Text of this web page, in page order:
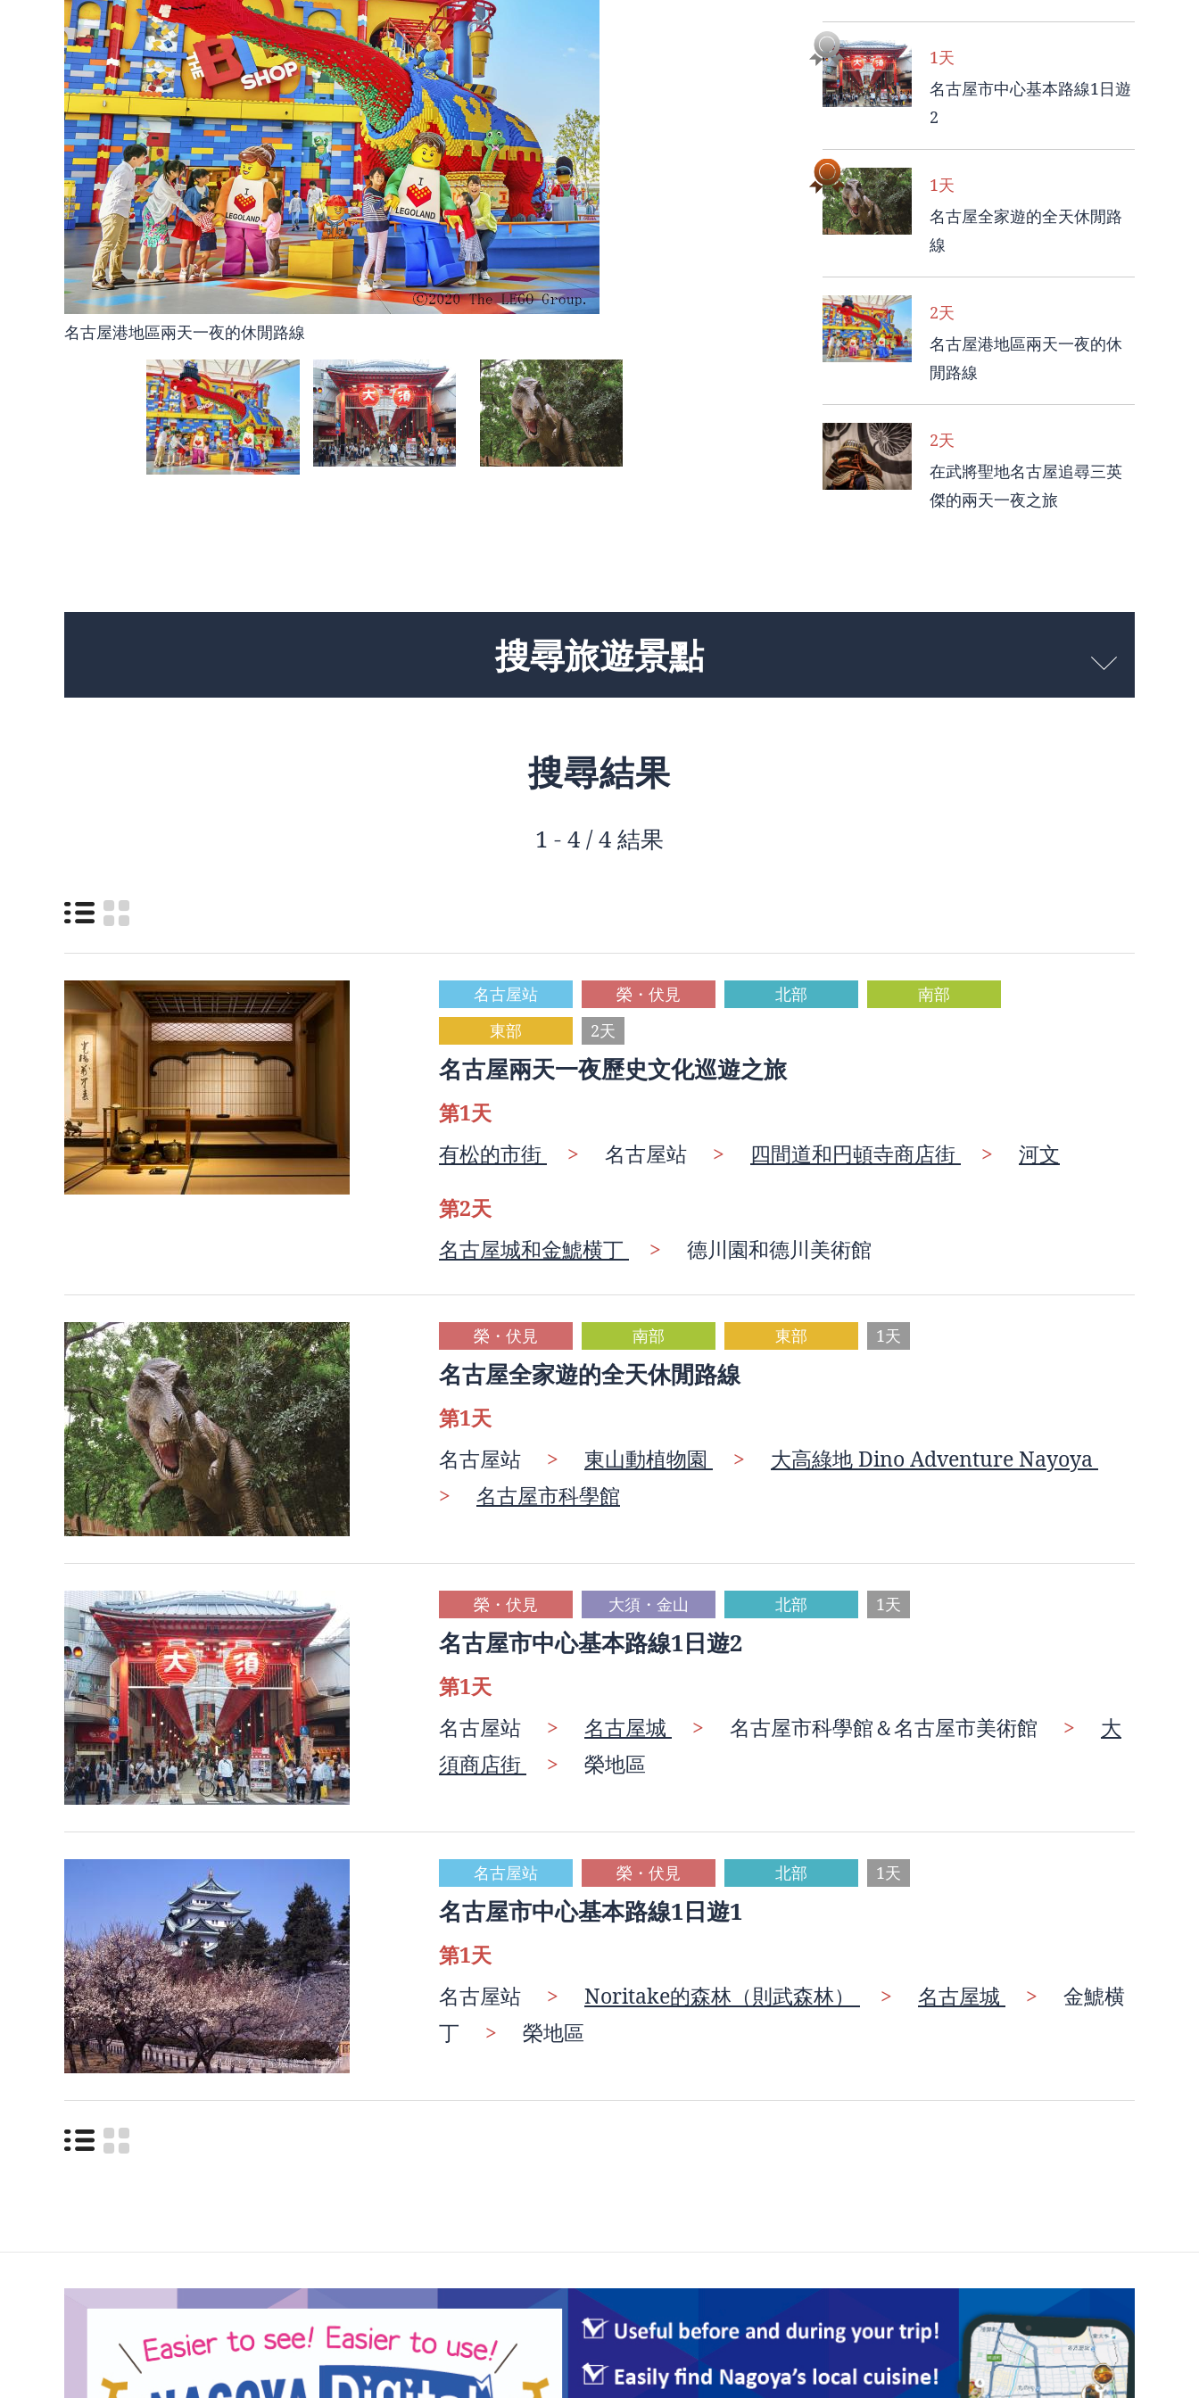
名古屋港地區兩天一夜的休閒路線
名古屋市中心基本路線1日遊2
名古屋全家遊的全天休閒路線
1天
名古屋市中心基本路線1日遊
2
1天
名古屋全家遊的全天休閒路
線
2天
名古屋港地區兩天一夜的休
閒路線
2天
在武將聖地名古屋追尋三英
傑的兩天一夜之旅
搜尋旅遊景點
搜尋結果
1 - 4 / 4 結果
名古屋站 榮・伏見 北部
南部
東部
2天
名古屋兩天一夜歷史文化巡遊之旅
第1天
有松的市街
> 名古屋站 > 四間道和円頓寺商店街 >
河文
第2天
名古屋城和金鯱横丁
> 德川園和德川美術館
榮・伏見 南部 東部 1天
名古屋全家遊的全天休閒路線
第1天
名古屋站 > 東山動植物園 >
大高綠地 Dino Adventure Nayoya
>
名古屋市科學館
榮・伏見 大須・金山 北部 1天
名古屋市中心基本路線1日遊2
第1天
名古屋站 > 名古屋城 > 名古屋市科學館＆名古屋市美術館 >
大
須商店街
> 榮地區
名古屋站 榮・伏見 北部 1天
名古屋市中心基本路線1日遊1
第1天
名古屋站 > Noritake的森林（則武森林） > 名古屋城 > 金鯱横
丁 > 榮地區